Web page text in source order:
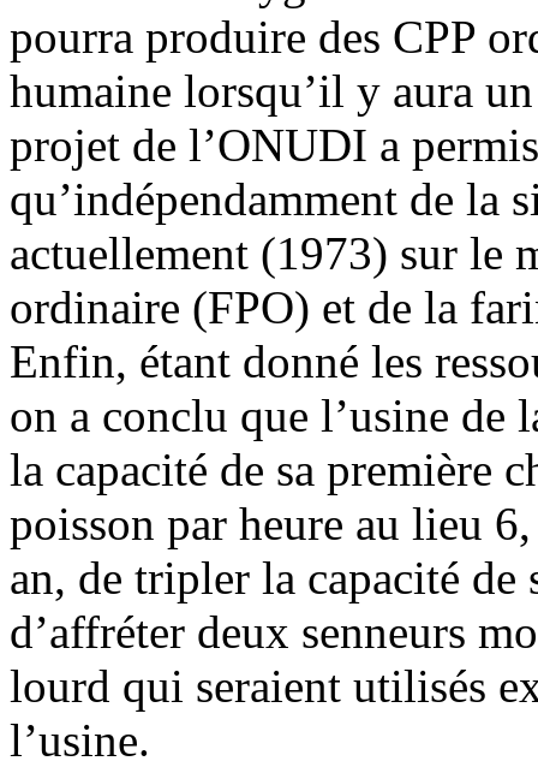
pourra produire des CPP
humaine lorsqu’il y aura
projet de l’ONUDI a
qu’indépendamment de la
actuellement (1973) sur le
ordinaire (FPO) et de la
Enfin, étant donné les
on a conclu que l’usine
la capacité de sa première
poisson par heure au lieu
an, de tripler la capacité
d’affréter deux senneurs
lourd qui seraient utilisés
l’usine.